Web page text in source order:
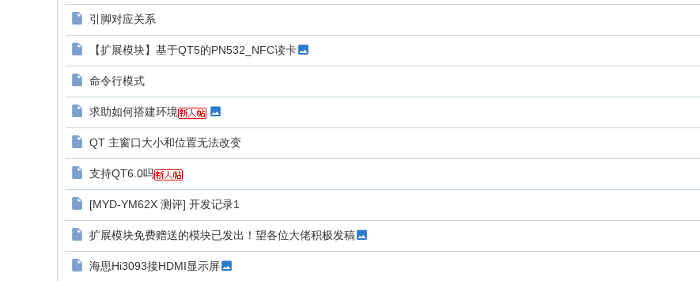
引脚对应关系
【扩展模块】基于QT5的PN532_NFC读卡
命令行模式
求助如何搭建环境
QT 主窗口大小和位置无法改变
支持QT6.0吗
[MYD-YM62X 测评] 开发记录1
扩展模块免费赠送的模块已发出！望各位大佬积极发稿
海思Hi3093接HDMI显示屏